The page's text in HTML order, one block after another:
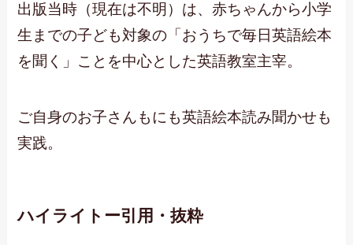
出版当時（現在は不明）は、赤ちゃんから小学
生までの子ども対象の「おうちで毎日英語絵本
を聞く」ことを中心とした英語教室主宰。
ご自身のお子さんもにも英語絵本読み聞かせも
実践。
ハイライトー引用・抜粋